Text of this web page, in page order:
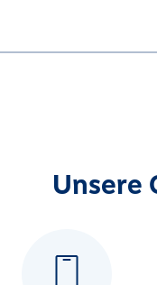
Unsere